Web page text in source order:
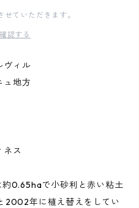
ていただきます。
認する
ヴィル
地方
ス
0.65haで小砂利と赤い粘土
2002年に植え替えをしてい